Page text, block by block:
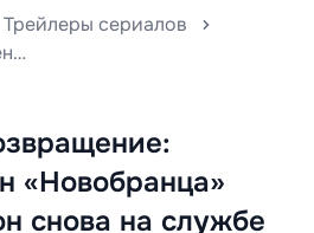
Трейлеры сериалов
Встречайте возвращение: Седьмой сезон «Новобранца» Натан Филлион снова на службе — его новый трейлер обещает захватывающее шоу!
«Новобранца»
снова на службе